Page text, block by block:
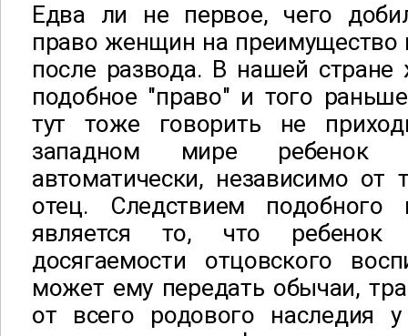
Едва ли не первое, чего
право женщин на преимущество
после развода. В нашей
подобное "право" и того
тут тоже говорить не
западном мире ребенок
автоматически, независимо от
отец. Следствием подобного
является то, что ребенок
досягаемости отцовского
может ему передать обычаи,
от всего родового наследия